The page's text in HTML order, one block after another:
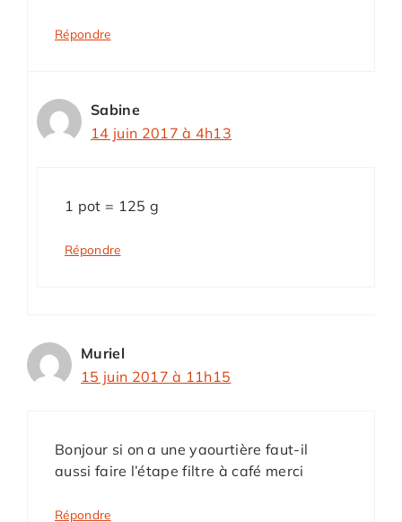
Répondre
Sabine
14 juin 2017 à 4h13
1 pot = 125 g
Répondre
Muriel
15 juin 2017 à 11h15
Bonjour si on a une yaourtière faut-il
aussi faire l’étape filtre à café merci
Répondre